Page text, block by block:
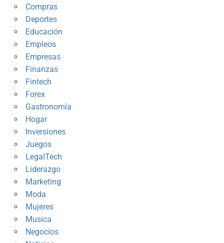
Compras
Deportes
Educación
Empleos
Empresas
Finanzas
Fintech
Forex
Gastronomía
Hogar
Inversiones
Juegos
LegalTech
Liderazgo
Marketing
Moda
Mujeres
Musica
Negocios